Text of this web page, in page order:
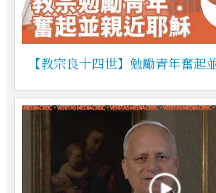
【教宗良十四世】勉勵青年奮起